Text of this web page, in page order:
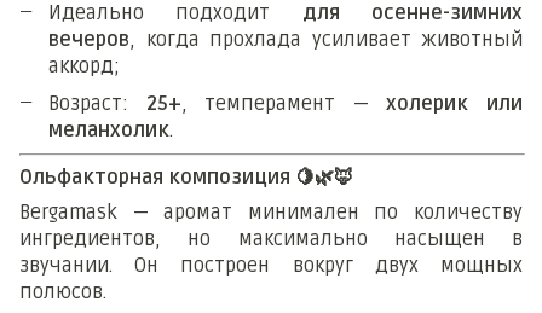
Идеально подходит для осенне-зимних
вечеров, когда прохлада усиливает животный
аккорд;
Возраст: 25+, темперамент —холерик или
меланхолик.
Ольфакторная композиция 🍋🌿🦊
Bergamask — аромат минимален по количеству
ингредиентов, но максимально насыщен в
звучании. Он построен вокруг двух мощных
полюсов.